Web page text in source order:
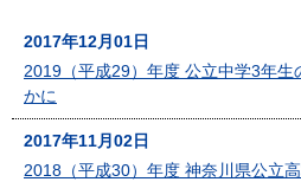
2017年12月01日
2019（平成29）年度 公立中学3年生
かに
2017年11月02日
2018（平成30）年度 神奈川県公立